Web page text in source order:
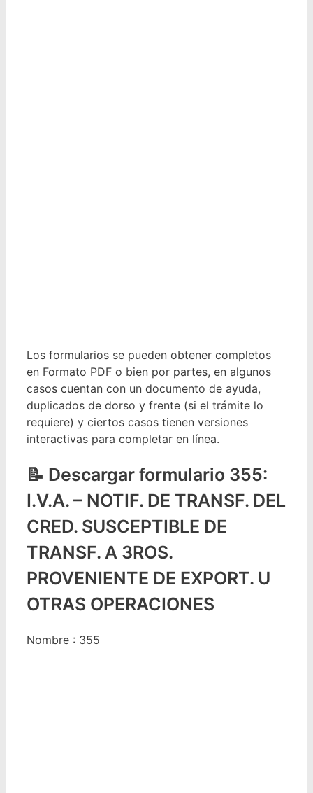
Los formularios se pueden obtener completos
en Formato PDF o bien por partes, en algunos
casos cuentan con un documento de ayuda,
duplicados de dorso y frente (si el trámite lo
requiere) y ciertos casos tienen versiones
interactivas para completar en línea.
Descargar formulario 355:
I.V.A. – NOTIF. DE TRANSF. DEL
CRED. SUSCEPTIBLE DE
TRANSF. A 3ROS.
PROVENIENTE DE EXPORT. U
OTRAS OPERACIONES
Nombre : 355